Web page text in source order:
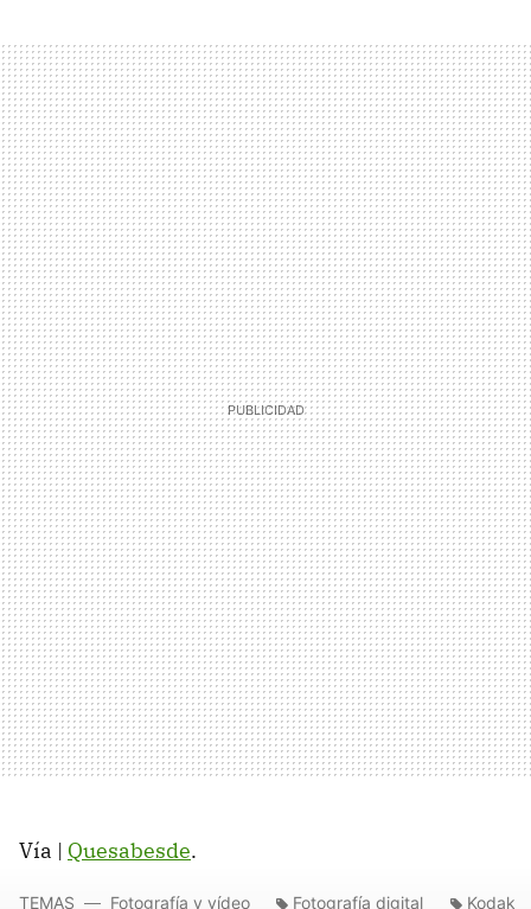
Vía | Quesabesde.
TEMAS Fotografía y vídeo Fotografía digital Kodak